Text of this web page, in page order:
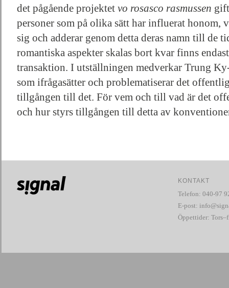
det pågående projektet vo rosasco rasmussen
personer som på olika sätt har influerat honom,
sig och adderar genom detta deras namn till de
romantiska aspekter skalas bort kvar finns
transaktion. I utställningen medverkar Trung
som ifrågasätter och problematiserar det
tillgången till det. För vem och till vad är det
och hur styrs tillgången till detta av
KONTAKT
Telefon: 040-97
E-post:
Öppettider: